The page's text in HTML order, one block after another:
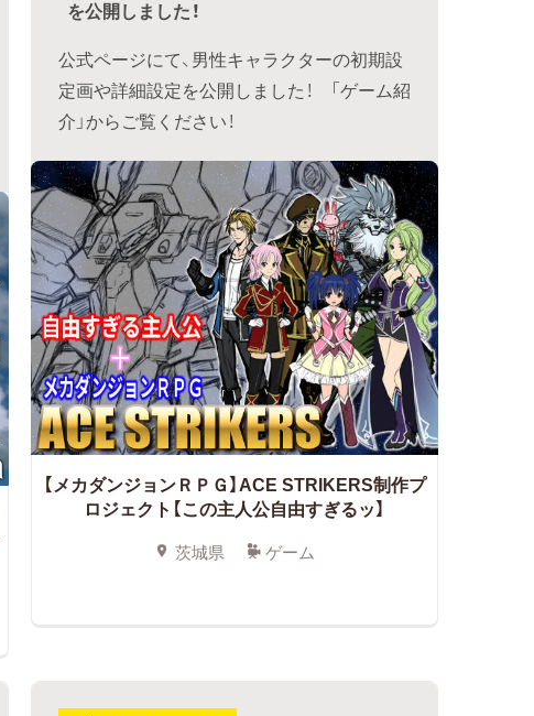
を公開しました！
公式ページにて、男性キャラクターの初期設
定画や詳細設定を公開しました！ 「ゲーム紹
介」からご覧ください！
【メカダンジョンＲＰＧ】ACE STRIKERS制作プ
ロジェクト【この主人公自由すぎるッ】
茨城県 ゲーム